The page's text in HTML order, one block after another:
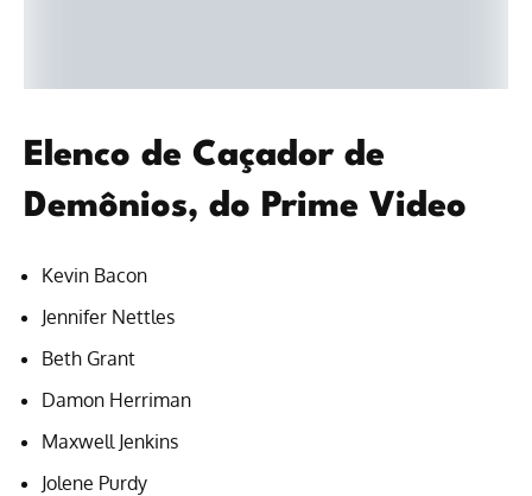
Elenco de Caçador de
Demônios, do Prime Video
Kevin Bacon
Jennifer Nettles
Beth Grant
Damon Herriman
Maxwell Jenkins
Jolene Purdy